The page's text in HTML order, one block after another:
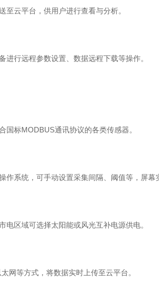
至云平台，供用户进行查看与分析。
进行远程参数设置、数据远程下载等操作。
国标MODBUS通讯协议的各类传感器。
作系统，可手动设置采集间隔、阈值等，屏幕
电区域可选择太阳能或风光互补电源供电。
网等方式，将数据实时上传至云平台。